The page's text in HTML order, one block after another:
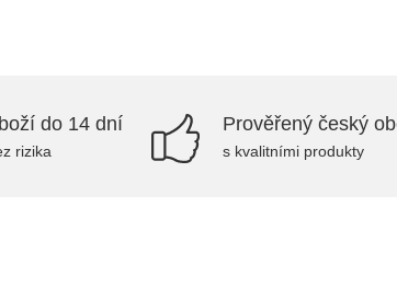
do 14 dní
rizika
Prověřený český
s kvalitními produkty